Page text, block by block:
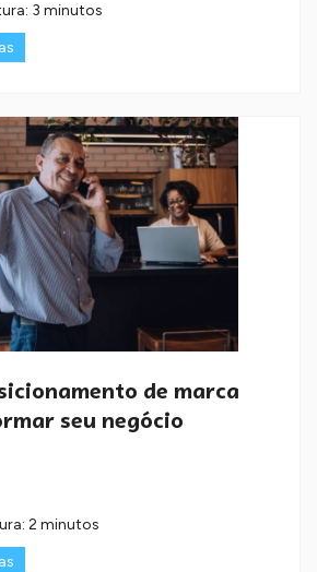
3 minutos
de marca
seu negócio
2 minutos